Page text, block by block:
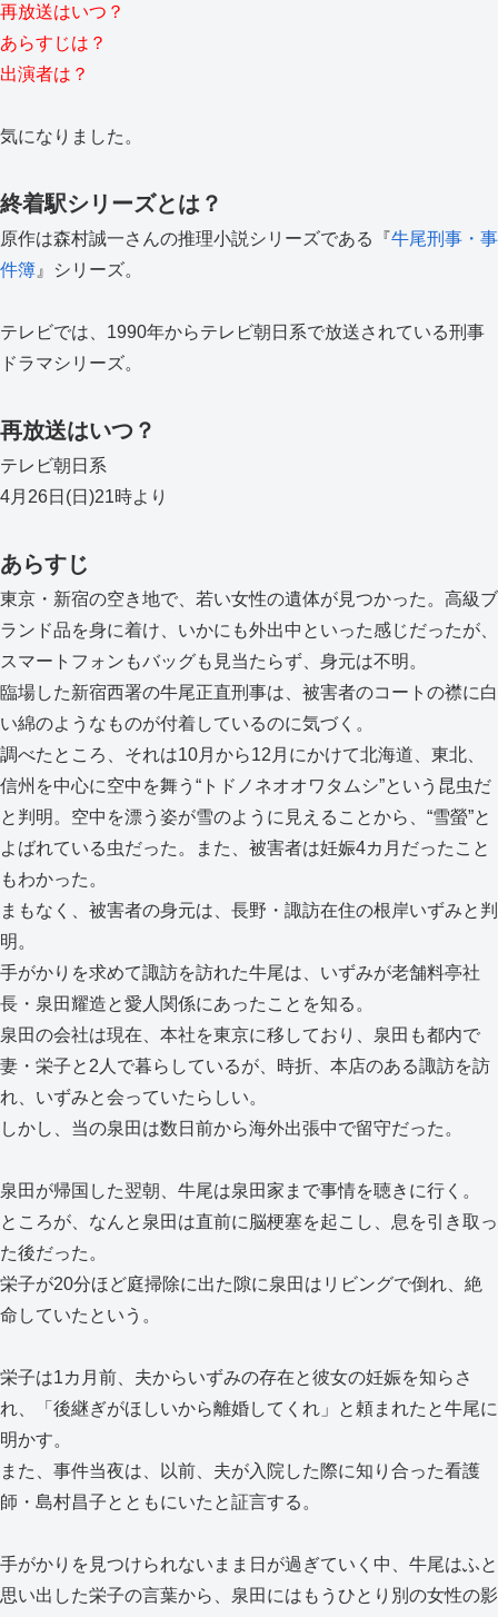
再放送はいつ？
あらすじは？
出演者は？
気になりました。
終着駅シリーズとは？
原作は森村誠一さんの推理小説シリーズである『牛尾刑事・事
件簿 』シリーズ。
テレビでは、1990年からテレビ朝日系で放送されている刑事
ドラマシリーズ。
再放送はいつ？
テレビ朝日系
4月26日(日)21時より
あらすじ
東京・新宿の空き地で、若い女性の遺体が見つかった。高級ブ
ランド品を身に着け、いかにも外出中といった感じだったが、
スマートフォンもバッグも見当たらず、身元は不明。
臨場した新宿西署の牛尾正直刑事は、被害者のコートの襟に白
い綿のようなものが付着しているのに気づく。
調べたところ、それは10月から12月にかけて北海道、東北、
信州を中心に空中を舞う“トドノネオオワタムシ”という昆虫だ
と判明。空中を漂う姿が雪のように見えることから、“雪螢”と
よばれている虫だった。また、被害者は妊娠4カ月だったこと
もわかった。
まもなく、被害者の身元は、長野・諏訪在住の根岸いずみと判
明。
手がかりを求めて諏訪を訪れた牛尾は、いずみが老舗料亭社
長・泉田耀造と愛人関係にあったことを知る。
泉田の会社は現在、本社を東京に移しており、泉田も都内で
妻・栄子と2人で暮らしているが、時折、本店のある諏訪を訪
れ、いずみと会っていたらしい。
しかし、当の泉田は数日前から海外出張中で留守だった。
泉田が帰国した翌朝、牛尾は泉田家まで事情を聴きに行く。
ところが、なんと泉田は直前に脳梗塞を起こし、息を引き取っ
た後だった。
栄子が20分ほど庭掃除に出た隙に泉田はリビングで倒れ、絶
命していたという。
栄子は1カ月前、夫からいずみの存在と彼女の妊娠を知らさ
れ、「後継ぎがほしいから離婚してくれ」と頼まれたと牛尾に
明かす。
また、事件当夜は、以前、夫が入院した際に知り合った看護
師・島村昌子とともにいたと証言する。
手がかりを見つけられないまま日が過ぎていく中、牛尾はふと
思い出した栄子の言葉から、泉田にはもうひとり別の女性の影